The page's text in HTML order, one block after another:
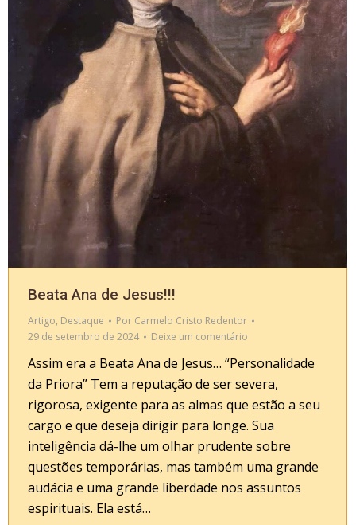
Beata Ana de Jesus!!!
Artigo, Destaque Por Carmelo Cristo Redentor
29 de setembro de 2024
Deixe um comentário
Assim era a Beata Ana de Jesus… “Personalidade
da Priora” Tem a reputação de ser severa,
rigorosa, exigente para as almas que estão a seu
cargo e que deseja dirigir para longe. Sua
inteligência dá-lhe um olhar prudente sobre
questões temporárias, mas também uma grande
audácia e uma grande liberdade nos assuntos
espirituais. Ela está…